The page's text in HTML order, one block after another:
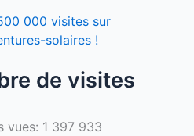
000 visites sur
solaires !
de visites
vues: 1 397 933